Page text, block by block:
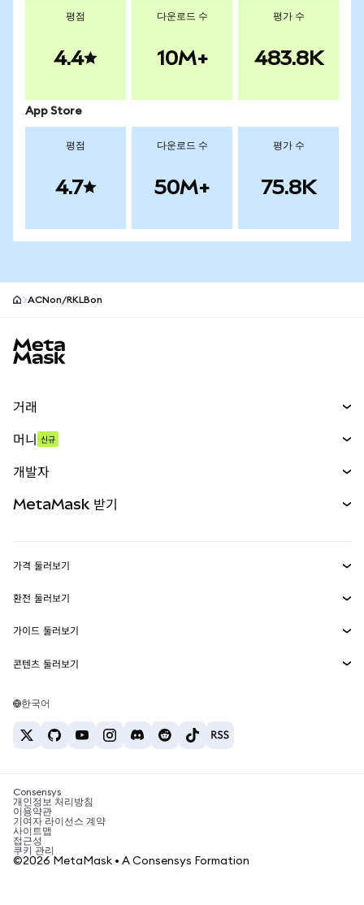
평점
4.4
다운로드 수
10M+
평가 수
483.8K
App Store
평점
4.7
다운로드 수
50M+
평가 수
75.8K
ACNon/RKLBon
거래
무기한 선물
실물자산
머니 신규
개발자
MetaMask Connect
Snaps
웹3 서비스
MetaMask 받기
보안
고객 지원
채용
가격 둘러보기
이더리움 가격
솔라나 가격
테더 가격
환전 둘러보기
ETH를 USD로 환전
USDT를 INR로 환전
BTC를 INR로 환전
ETH를 USDT로 환전
가이드 둘러보기
ETH 매수
USDT 매수
SHIB 매수
BNB 매수
콘텐츠 둘러보기
솔라나 지갑
암호화폐 세금 뉴스
암호화폐 매수 방법
비트코인 매도 방법
한국어
Consensys
개인정보 처리방침
이용약관
기여자 라이선스 계약
사이트맵
접근성
쿠키 관리
©2026 MetaMask • A Consensys Formation